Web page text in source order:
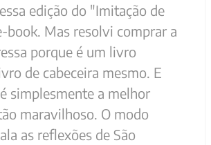
edição do "Imitação de
book. Mas resolvi comprar a
porque é um livro
de cabeceira mesmo. E
simplesmente a melhor
maravilhoso. O modo
as reflexões de São